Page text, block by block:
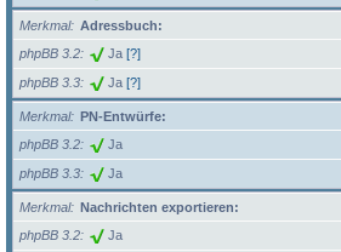
Merkmal
Adressbuch:
phpBB 3.2
Ja [?]
phpBB 3.3 Ja [?]
Merkmal
PN-Entwürfe:
phpBB 3.2
Ja
phpBB 3.3 Ja
Merkmal
Nachrichten exportieren:
phpBB 3.2
Ja